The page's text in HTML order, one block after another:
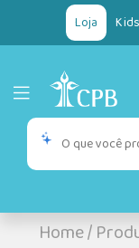
Loja Kids
Home/